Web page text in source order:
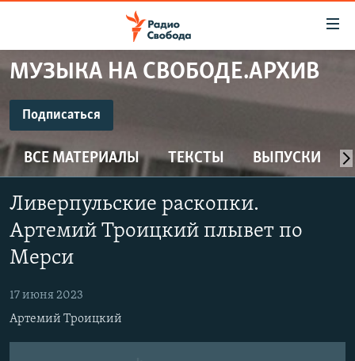
упрощенного
Вернуться
к
основному
содержанию
Вернутся
главной
навигации
поиску
ПРОГРАММЫ
ПОДКАСТЫ
АВТОРСКИЕ ПРОЕКТЫ
ЦИТАТЫ СВОБОДЫ
МНЕНИЯ
КУЛЬТУРА
IDEL.РЕАЛИИ
СЕВЕР.РЕАЛИИ
СИБИРЬ.РЕАЛИИ
МУЗЫКА НА СВОБОДЕ.АРХИВ
Подписаться
Подписаться
ВСЕ МАТЕРИАЛЫ ТЕКСТЫ ВЫПУСКИ
Ливерпульские раскопки.
Артемий Троицкий плывет по
Мерси
17 июня 2023
Артемий Троицкий